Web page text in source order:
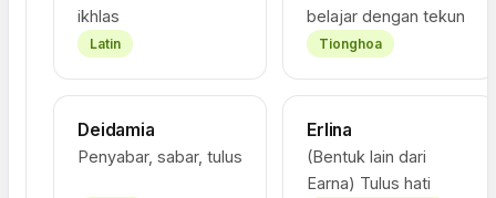
ikhlas
Latin
belajar dengan tekun
Tionghoa
Deidamia
Penyabar, sabar, tulus
Erlina
(Bentuk lain dari
Earna) Tulus hati